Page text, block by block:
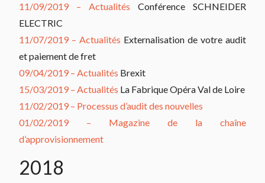
11/09/2019 – Actualités Conférence SCHNEIDER
ELECTRIC
11/07/2019 – Actualités Externalisation de votre audit
et paiement de fret
09/04/2019 – Actualités Brexit
15/03/2019 – Actualités La Fabrique Opéra Val de Loire
11/02/2019 – Processus d’audit des nouvelles
01/02/2019 – Magazine de la chaîne
d’approvisionnement
2018